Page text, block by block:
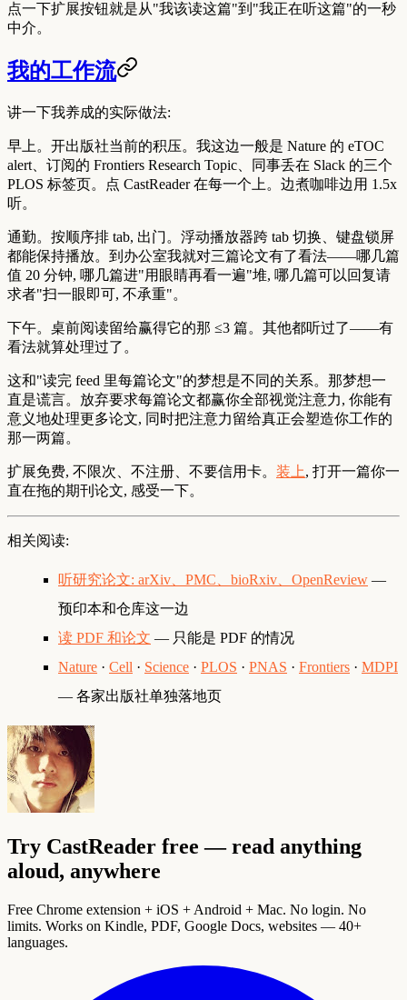
点一下扩展按钮就是从"我该读这篇"到"我正在听这篇"的一秒
中介。
我的工作流
讲一下我养成的实际做法:
早上 。开出版社当前的积压。我这边一般是 Nature 的 eTOC
alert、订阅的 Frontiers Research Topic、同事丢在 Slack 的三个
PLOS 标签页。点 CastReader 在每一个上。边煮咖啡边用 1.5x
听。
通勤。按顺序排 tab, 出门。浮动播放器跨 tab 切换、键盘锁屏
都能保持播放。到办公室我就对三篇论文有了看法——哪几篇
值 20 分钟, 哪几篇进"用眼睛再看一遍"堆, 哪几篇可以回复请
求者"扫一眼即可, 不承重"。
下午。桌前阅读留给赢得它的那 ≤3 篇。其他都听过了——有
看法就算处理过了。
这和"读完 feed 里每篇论文"的梦想是不同的关系。那梦想一
直是谎言。放弃要求每篇论文都赢你全部视觉注意力, 你能有
意义地处理更多论文, 同时把注意力留给真正会塑造你工作的
那一两篇。
扩展免费, 不限次、不注册、不要信用卡。 装上, 打开一篇你一
直在拖的期刊论文, 感受一下。
相关阅读:
听研究论文: arXiv、PMC、bioRxiv、OpenReview —
预印本和仓库这一边
读 PDF 和论文 — 只能是 PDF 的情况
Nature · Cell · Science · PLOS · PNAS · Frontiers · MDPI
— 各家出版社单独落地页
Try CastReader free — read anything
aloud, anywhere
Free Chrome extension + iOS + Android + Mac. No login. No
limits. Works on Kindle, PDF, Google Docs, websites — 40+
languages.